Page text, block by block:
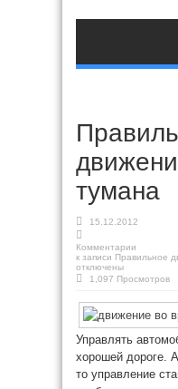
тумана
15.12.2012
Комментарии
к записи Правильное
отключены
1,097 Просмотров
Управлять
хорошей дороге.
то управление